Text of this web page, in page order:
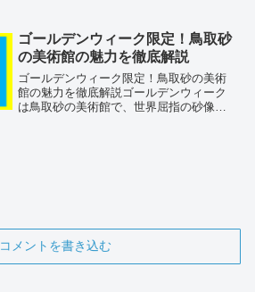
混雑状況や待ち時間、入場制限の可能...
ゴールデンウィーク限定！鳥取砂
の美術館の魅力を徹底解説
ゴールデンウィーク限定！鳥取砂の美術
館の魅力を徹底解説ゴールデンウィーク
は鳥取砂の美術館で、世界屈指の砂像ア
コメントを書き込む